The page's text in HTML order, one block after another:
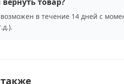
в течение 14 дней с